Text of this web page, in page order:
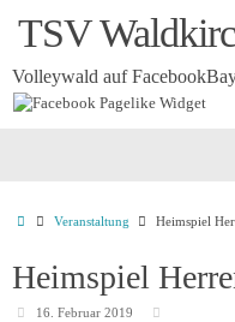
InhaltTSV
Volleywald auf Facebook
Startseite
Veranstaltung Heimspiel
Heimspiel
16. Februar 2019